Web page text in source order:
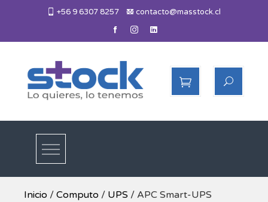
+56 9 6307 8257 contacto@masstock.cl
Más Stock
Inicio / Computo / UPS / APC Smart-UPS